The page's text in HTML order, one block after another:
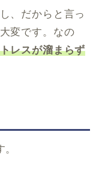
、だからと言っ
変です。なの
レスが溜まらず